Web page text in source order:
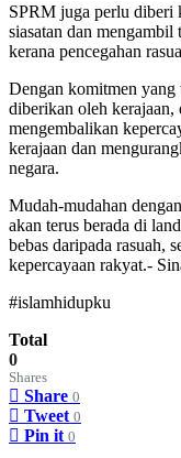
SPRM juga perlu diberi
siasatan dan
kerana pencegahan
Dengan komitmen
diberikan oleh kerajaan,
mengembalikan
kerajaan dan
negara.
Mudah-mudahan
akan terus berada di
bebas daripada rasuah,
kepercayaan rakyat.-
#islamhidupku
Total
0
Shares
Share 0
Tweet 0
Pin it 0